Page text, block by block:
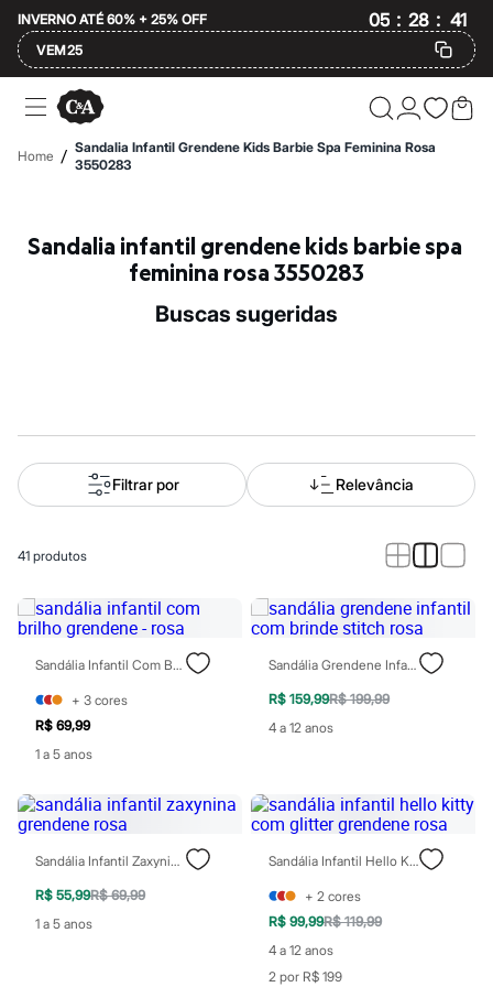
INVERNO ATÉ 60% + 25% OFF 05 : 28 : 40
VEM25
Ofertas
Compre por Departamento
Feminino
Masculino
Plus Size
A partir de 60% off
Roupas
Blusas e Camisetas
Básicos
Calças
Macacões
Shorts e Bermudas
Vestidos
Acessórios
Bolsas
Bijoux
Cintos
Óculos
Relógios
Botas
Chinelos
Rasteirinhas
Sandálias
Tênis
Marcas
Home / Sandalia Infantil Grendene Kids Barbie Spa Feminina Rosa
3550283
Sandalia infantil grendene kids barbie spa
feminina rosa 3550283
buscas sugeridas
Filtrar por Relevância
41 produtos
Sandália Infantil Com Brilho Grendene - Rosa
+ 3 cores
R$ 69,99
1 a 5 anos
Sandália Grendene Infantil Com Brinde Stitch Rosa
R$ 159,99R$ 199,99
4 a 12 anos
Sandália Infantil Zaxynina Grendene Rosa
R$ 55,99R$ 69,99
1 a 5 anos
Sandália Infantil Hello Kitty Com Glitter Grendene Rosa
+ 2 cores
R$ 99,99R$ 119,99
4 a 12 anos
2 por R$ 199